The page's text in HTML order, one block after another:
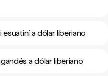
a dólar liberiano
a dólar liberiano